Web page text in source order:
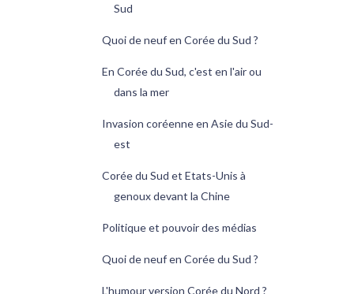
Sud
Quoi de neuf en Corée du Sud ?
En Corée du Sud, c'est en l'air ou
dans la mer
Invasion coréenne en Asie du Sud-
est
Corée du Sud et Etats-Unis à
genoux devant la Chine
Politique et pouvoir des médias
Quoi de neuf en Corée du Sud ?
L'humour version Corée du Nord ?